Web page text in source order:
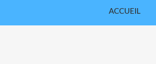
ACCUEIL